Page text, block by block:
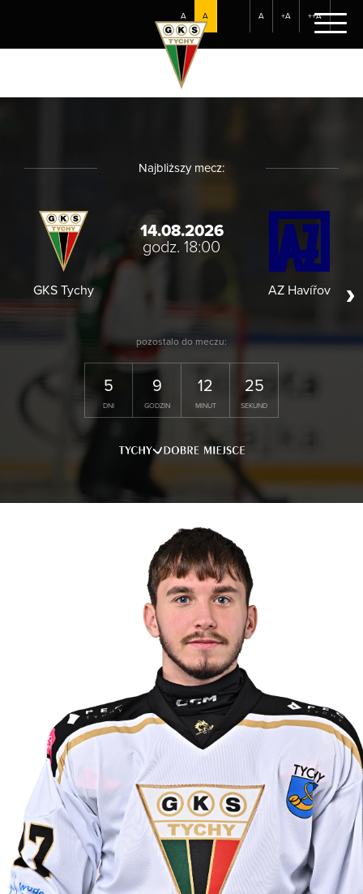
A A A +A ++A
Najbliższy mecz:
GKS Tychy
14.08.2026
godz. 18:00
AZ Havířov
pozostalo do meczu:
5
DNI
9
GODZIN
12
MINUT
25
SEKUND